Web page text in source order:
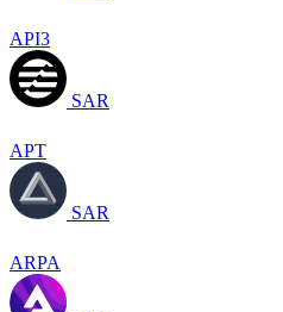
API3
SAR
APT
SAR
ARPA